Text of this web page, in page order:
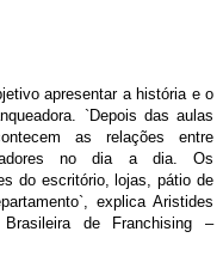
apresentar a história e o
`Depois das aulas
as relações entre
no dia a dia. Os
do escritório, lojas, pátio de
explica Aristides
de Franchising –